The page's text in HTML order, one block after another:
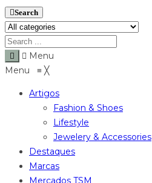
Search
Menu
Menu ≡ ╳
Artigos
Fashion & Shoes
Lifestyle
Jewelery & Accessories
Destaques
Marcas
Mercados TSM